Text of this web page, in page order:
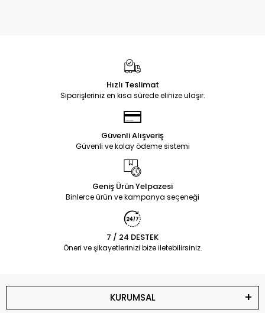
Hızlı Teslimat
Siparişleriniz en kısa sürede elinize ulaşır.
Güvenli Alışveriş
Güvenli ve kolay ödeme sistemi
Geniş Ürün Yelpazesi
Binlerce ürün ve kampanya seçeneği
7 / 24 DESTEK
Öneri ve şikayetlerinizi bize iletebilirsiniz.
KURUMSAL